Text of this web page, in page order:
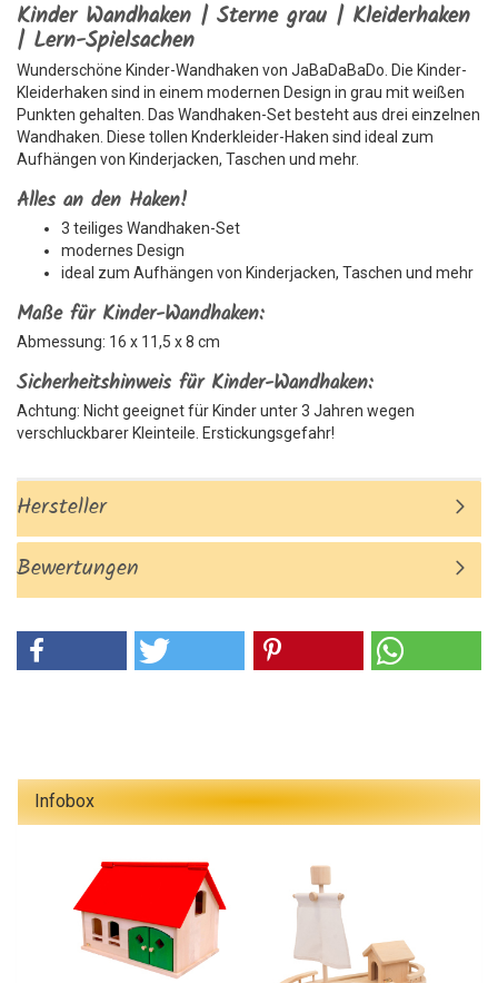
Kinder Wandhaken | Sterne grau | Kleiderhaken
| Lern-Spielsachen
Wunderschöne Kinder-Wandhaken von JaBaDaBaDo. Die Kinder-
Kleiderhaken sind in einem modernen Design in grau mit weißen
Punkten gehalten. Das Wandhaken-Set besteht aus drei einzelnen
Wandhaken. Diese tollen Knderkleider-Haken sind ideal zum
Aufhängen von Kinderjacken, Taschen und mehr.
Alles an den Haken!
3 teiliges Wandhaken-Set
modernes Design
ideal zum Aufhängen von Kinderjacken, Taschen und mehr
Maße für Kinder-Wandhaken:
Abmessung: 16 x 11,5 x 8 cm
Sicherheitshinweis für Kinder-Wandhaken:
Achtung: Nicht geeignet für Kinder unter 3 Jahren wegen
verschluckbarer Kleinteile. Erstickungsgefahr!
Hersteller
Bewertungen
Infobox